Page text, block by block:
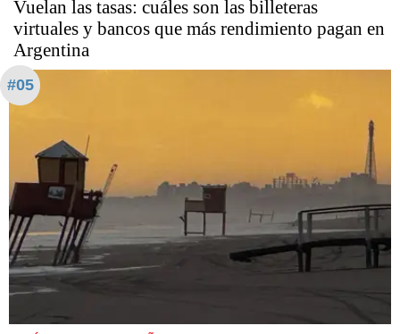
Vuelan las tasas: cuáles son las billeteras
virtuales y bancos que más rendimiento pagan en
Argentina
#05